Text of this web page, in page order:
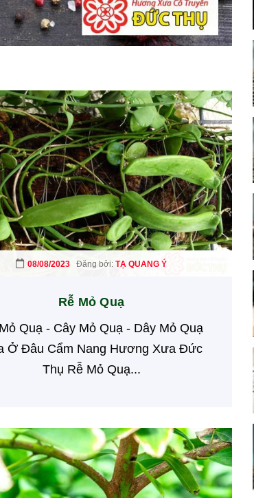
08/08/2023 Đăng bởi:TẠ QUANG Ý
Rễ Mỏ Quạ
Quạ - Cây Mỏ Quạ - Dây Mỏ Quạ
Ở Đâu Cẩm Nang Hương Xưa Đức
Thụ Rễ Mỏ Quạ...